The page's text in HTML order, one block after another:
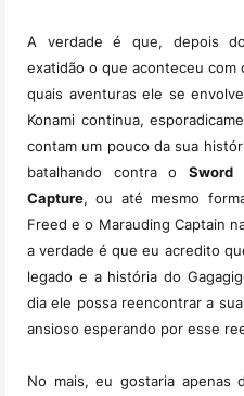
A verdade é que, depois
exatidão o que aconteceu com
quais aventuras ele se
Konami continua,
contam um pouco da sua
batalhando contra o Sword
Capture, ou até mesmo
Freed e o Marauding Captain
a verdade é que eu acredito
legado e a história do
dia ele possa reencontrar a
ansioso esperando por esse
No mais, eu gostaria apenas